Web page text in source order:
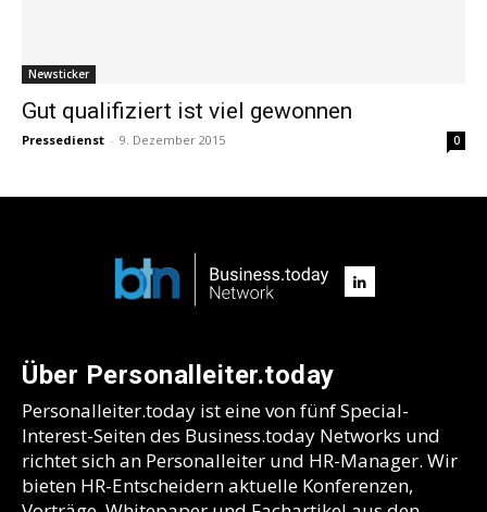
Newsticker
Gut qualifiziert ist viel gewonnen
Pressedienst - 9. Dezember 2015 0
Über Personalleiter.today
Personalleiter.today ist eine von fünf Special-
Interest-Seiten des Business.today Networks und
richtet sich an Personalleiter und HR-Manager. Wir
bieten HR-Entscheidern aktuelle Konferenzen,